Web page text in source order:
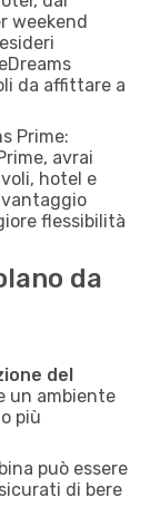
weekend
da affittare a
Prime:
avrai
hotel e
flessibilità
da
del
un ambiente
più
può essere
di bere